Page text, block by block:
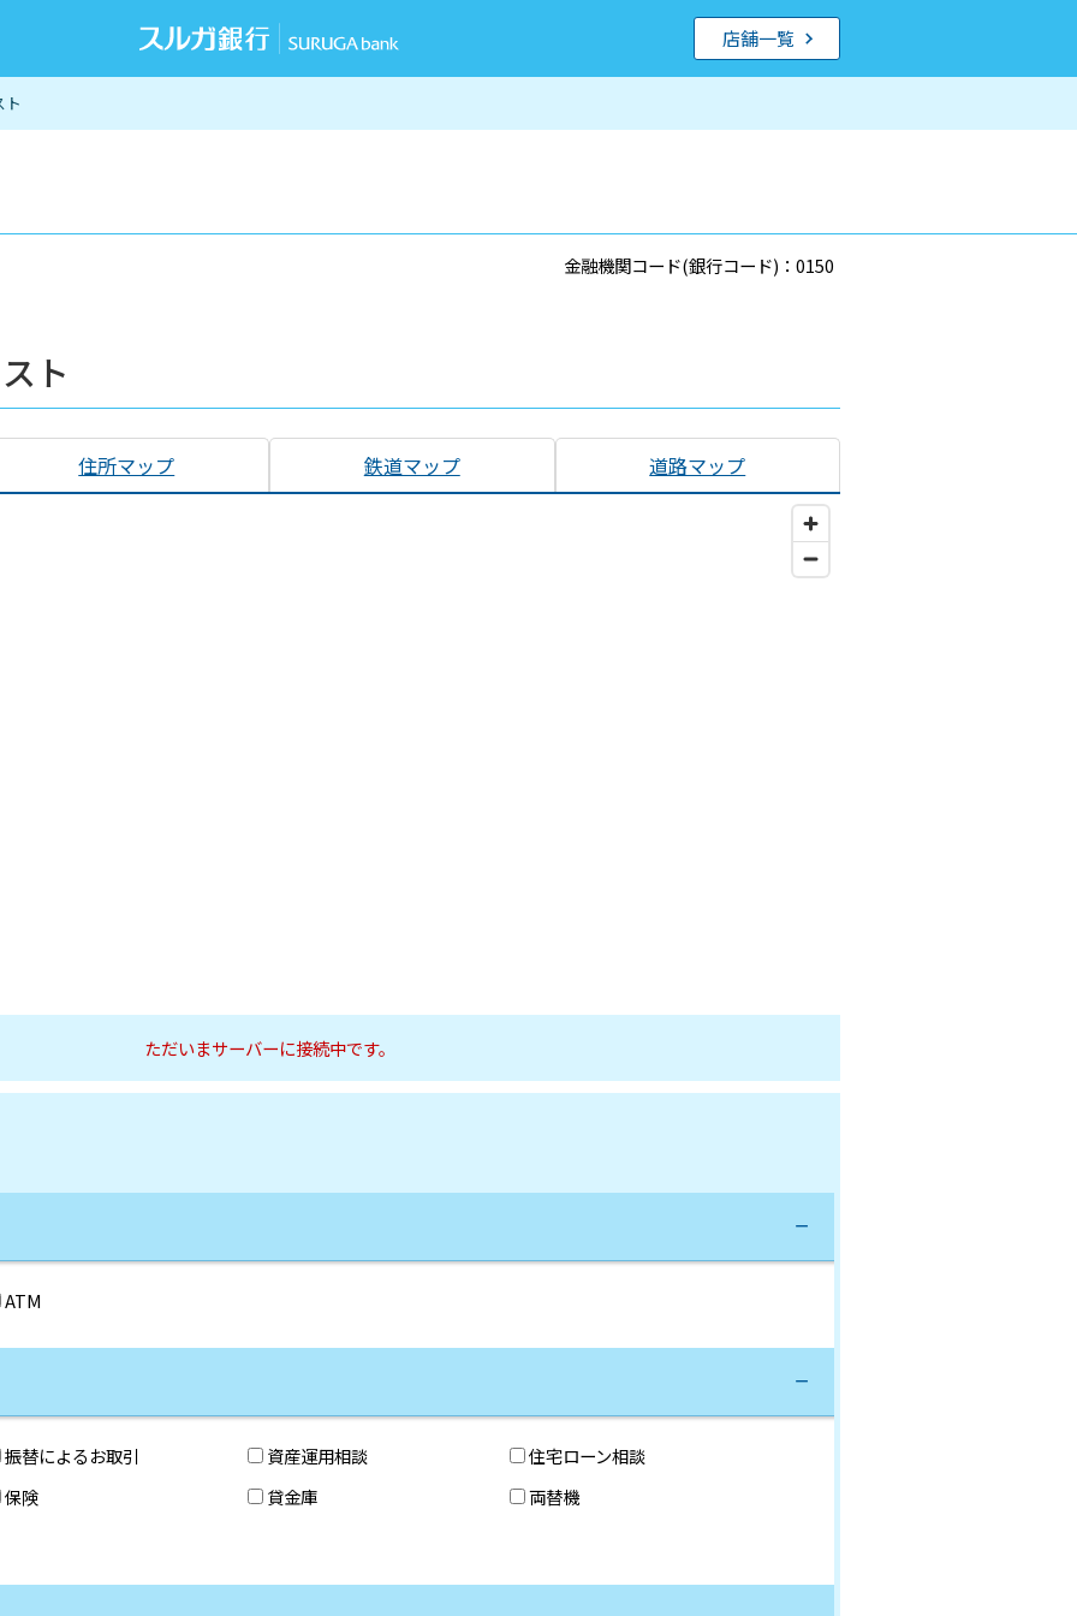
ト
店舗一覧
金融機関コード(銀行コード)：0150
ト
住所マップ 鉄道マップ 道路マップ
ただいまサーバーに接続中です。
ATM
振替によるお取引 資産運用相談
住宅ローン相談
保険 貸金庫
両替機